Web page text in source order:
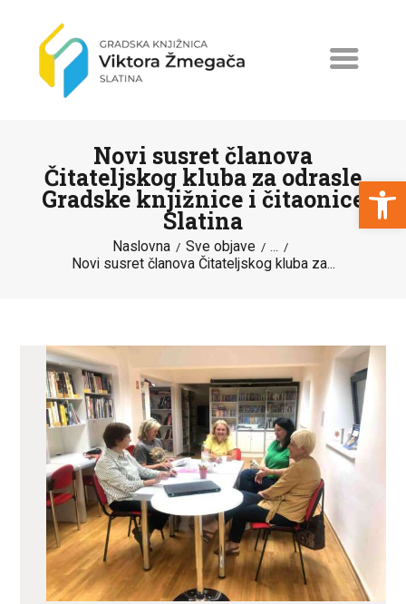
Open toolbar
Novi susret članova
Čitateljskog kluba za odrasle
Gradske knjižnice i čitaonice
Slatina
Naslovna Sve objave ...
Novi susret članova Čitateljskog kluba za...
NASLOVNA
NOVOSTI
KATALOG
O KNJIŽNICI
ZA KORISNIKE
ODJELI
DOKUMENTI
KONTAKT